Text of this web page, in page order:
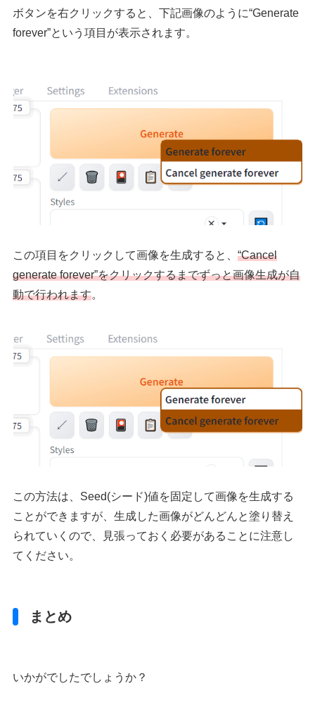
ボタンを右クリックすると、下記画像のように“Generate
forever”という項目が表示されます。
この項目をクリックして画像を生成すると、“Cancel
generate forever”をクリックするまでずっと画像生成が自
動で行われます。
この方法は、Seed(シード)値を固定して画像を生成する
ことができますが、生成した画像がどんどんと塗り替え
られていくので、見張っておく必要があることに注意し
てください。
まとめ
いかがでしたでしょうか？